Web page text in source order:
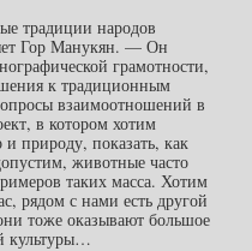
традиции народов
Гор Манукян. — Он
грамотности,
к традиционным
взаимоотношений в
в котором хотим
природу, показать, как
животные часто
таких масса. Хотим
рядом с нами есть другой
тоже оказывают большое
культуры…